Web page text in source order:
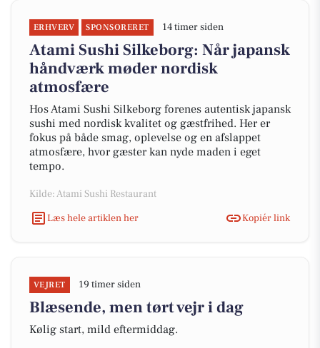
ERHVERV SPONSORERET 14 timer siden
Atami Sushi Silkeborg: Når japansk
håndværk møder nordisk
atmosfære
Hos Atami Sushi Silkeborg forenes autentisk japansk
sushi med nordisk kvalitet og gæstfrihed. Her er
fokus på både smag, oplevelse og en afslappet
atmosfære, hvor gæster kan nyde maden i eget
tempo.
Kilde: Atami Sushi Restaurant
Læs hele artiklen her
Kopiér link
VEJRET 19 timer siden
Blæsende, men tørt vejr i dag
Kølig start, mild eftermiddag.